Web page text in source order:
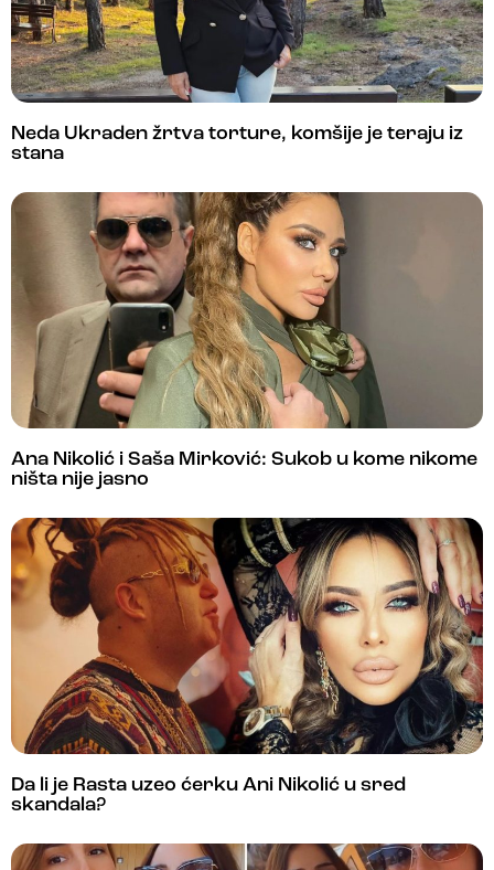
Neda Ukraden žrtva torture, komšije je teraju iz
stana
Ana Nikolić i Saša Mirković: Sukob u kome nikome
ništa nije jasno
Da li je Rasta uzeo ćerku Ani Nikolić u sred
skandala?